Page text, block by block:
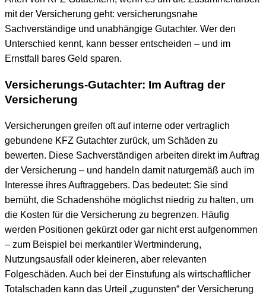
mit der Versicherung geht: versicherungsnahe
Sachverständige und unabhängige Gutachter. Wer den
Unterschied kennt, kann besser entscheiden – und im
Ernstfall bares Geld sparen.
Versicherungs-Gutachter: Im Auftrag der
Versicherung
Versicherungen greifen oft auf interne oder vertraglich
gebundene KFZ Gutachter zurück, um Schäden zu
bewerten. Diese Sachverständigen arbeiten direkt im Auftrag
der Versicherung – und handeln damit naturgemäß auch im
Interesse ihres Auftraggebers. Das bedeutet: Sie sind
bemüht, die Schadenshöhe möglichst niedrig zu halten, um
die Kosten für die Versicherung zu begrenzen. Häufig
werden Positionen gekürzt oder gar nicht erst aufgenommen
– zum Beispiel bei merkantiler Wertminderung,
Nutzungsausfall oder kleineren, aber relevanten
Folgeschäden. Auch bei der Einstufung als wirtschaftlicher
Totalschaden kann das Urteil „zugunsten“ der Versicherung